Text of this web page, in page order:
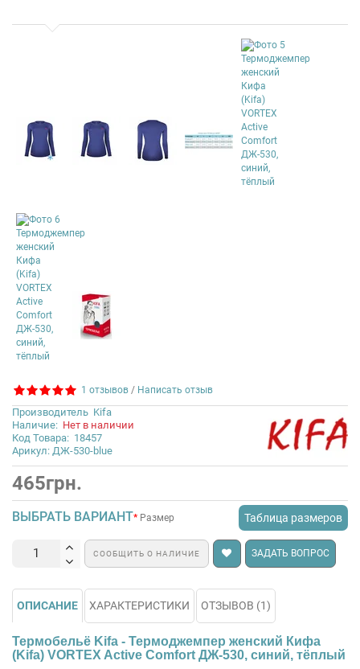
1 отзывов / Написать отзыв
Производитель Kifa
Наличие: Нет в наличии
Код Товара: 18457
Арикул: ДЖ-530-blue
465грн.
ВЫБРАТЬ ВАРИАНТ Таблица размеров
Размер
СООБЩИТЬ О НАЛИЧИЕ ЗАДАТЬ ВОПРОС
ОПИСАНИЕ ХАРАКТЕРИСТИКИ ОТЗЫВОВ (1)
Термобельё Kifa - Термоджемпер женский Кифа
(Kifa) VORTEX Active Comfort ДЖ-530, синий, тёплый